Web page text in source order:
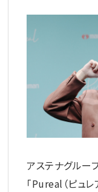
アステナグルー
「Pureal（ピュレ